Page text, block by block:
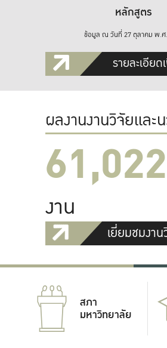
หลักสูตร
ข้อมูล ณ วันที่ 27 ตุลาคม พ.ศ
รายละเอีย
ผลงานงานวิจัยและ
61,022
งาน
เยี่ยมชมงา
สภา
มหาวิทยาลัย